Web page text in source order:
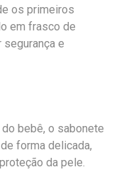
os primeiros
em frasco de
e
bebê, o sabonete
forma delicada,
da pele.